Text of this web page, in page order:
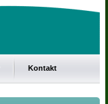
Kontakt